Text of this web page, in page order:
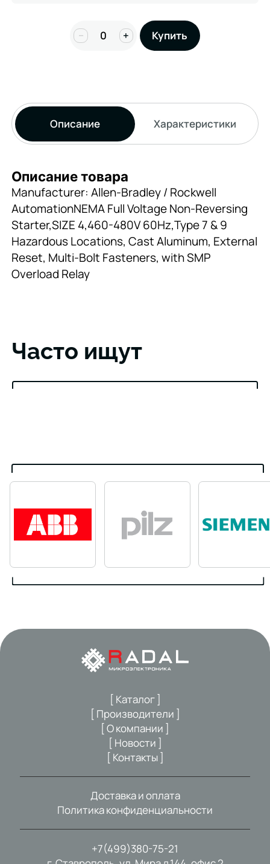
− + Купить
Описание Характеристики
Описание товара
Manufacturer: Allen-Bradley / Rockwell
AutomationNEMA Full Voltage Non-Reversing
Starter,SIZE 4,460-480V 60Hz,Type 7 & 9
Hazardous Locations, Cast Aluminum, External
Reset, Multi-Bolt Fasteners, with SMP
Overload Relay
Часто ищут
+7(499)380-75-21
[ Каталог ]
[ Производители ]
[ О компании ]
[ Новости ]
[ Контакты ]
Доставка и оплата
Политика конфиденциальности